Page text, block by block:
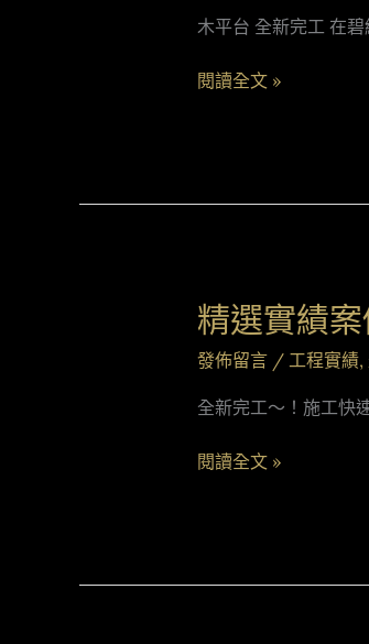
木平台 全新完工 在
例
38
閱讀全文 »
精選實績案
發佈留言 / 工程實績,
全新完工～！施工快
精
選
實
案
例
37
閱讀全文 »